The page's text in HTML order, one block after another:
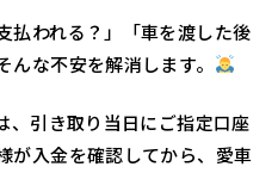
払われる？」「車を渡した後
な不安を解消します。
、引き取り当日にご指定口座
が入金を確認してから、愛車